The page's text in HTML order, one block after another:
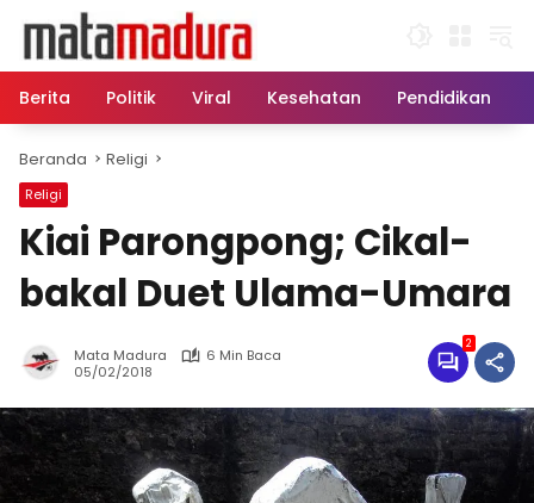
konten
Berita
Politik Viral Kesehatan Pendidikan
Beranda Religi
Religi
Kiai Parongpong; Cikal-
bakal Duet Ulama-Umara
Mata Madura
6 Min Baca
05/02/2018
2